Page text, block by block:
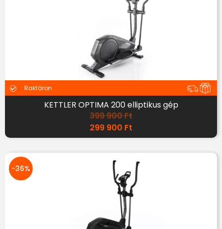
Raktáron
KETTLER OPTIMA 200 elliptikus gép
399 900Ft
299 900 Ft
-36%